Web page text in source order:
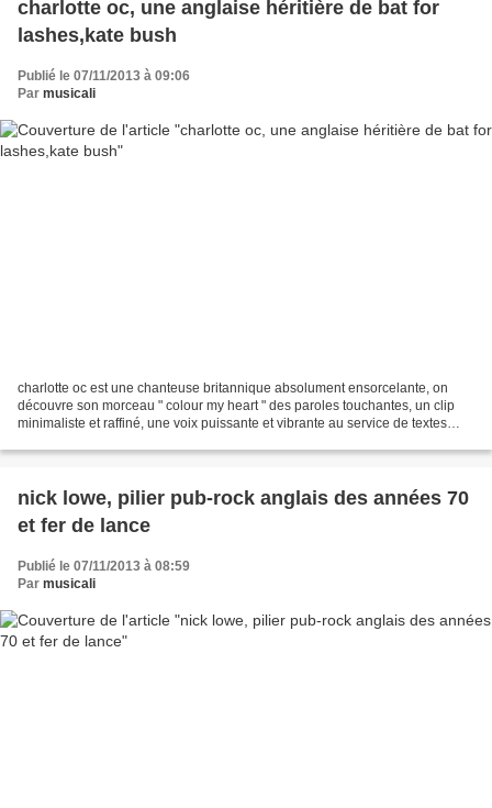
charlotte oc, une anglaise héritière de bat for
lashes,kate bush
Publié le 07/11/2013 à 09:06
Par musicali
charlotte oc est une chanteuse britannique absolument ensorcelante, on
découvre son morceau " colour my heart " des paroles touchantes, un clip
minimaliste et raffiné, une voix puissante et vibrante au service de textes
nick lowe, pilier pub-rock anglais des années 70
et fer de lance
Publié le 07/11/2013 à 08:59
Par musicali